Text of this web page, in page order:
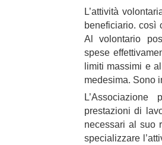
L’attività
beneficiario. così
Al volontario
spese
limiti massimi e
medesima. Sono
prestazioni di
necessari al suo
specializzare